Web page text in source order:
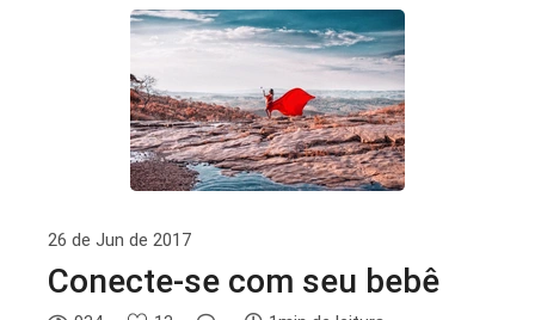
26 de Jun de 2017
Conecte-se com seu bebê